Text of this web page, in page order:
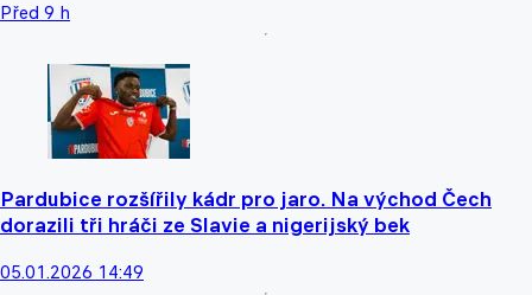
Před 9 h
Pardubice rozšířily kádr pro jaro. Na východ Čech
dorazili tři hráči ze Slavie a nigerijský bek
05.01.2026 14:49